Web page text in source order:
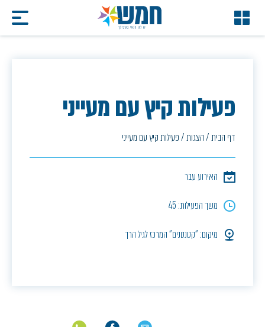
פעילות קיץ עם מעייני
דף הבית/הצגות/פעילות קיץ עם מעייני
האירוע עבר
משך הפעילות: 45
מיקום: "קטנטנים" המרכז לגיל הרך